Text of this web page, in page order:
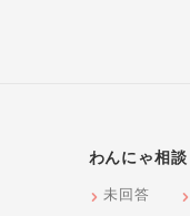
わんにゃ相談
未回答